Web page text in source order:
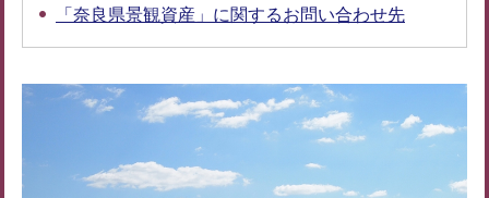
「奈良県景観資産」に関するお問い合わせ先